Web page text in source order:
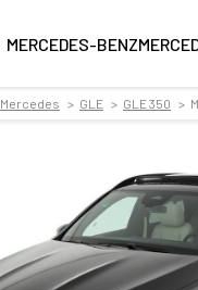
MERCEDES-BENZ
Mercedes GLE GLE 350